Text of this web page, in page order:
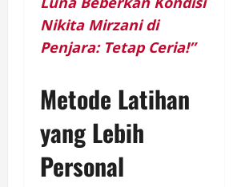
Nikita Mirzani di
Penjara: Tetap Ceria!”
Metode Latihan
yang Lebih
Personal